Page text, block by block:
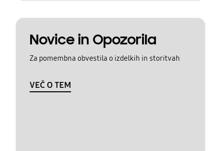
Novice in Opozorila
Za pomembna obvestila o izdelkih in storitvah
VEČ O TEM